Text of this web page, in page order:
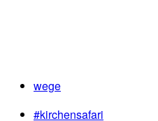
wege
#kirchensafari